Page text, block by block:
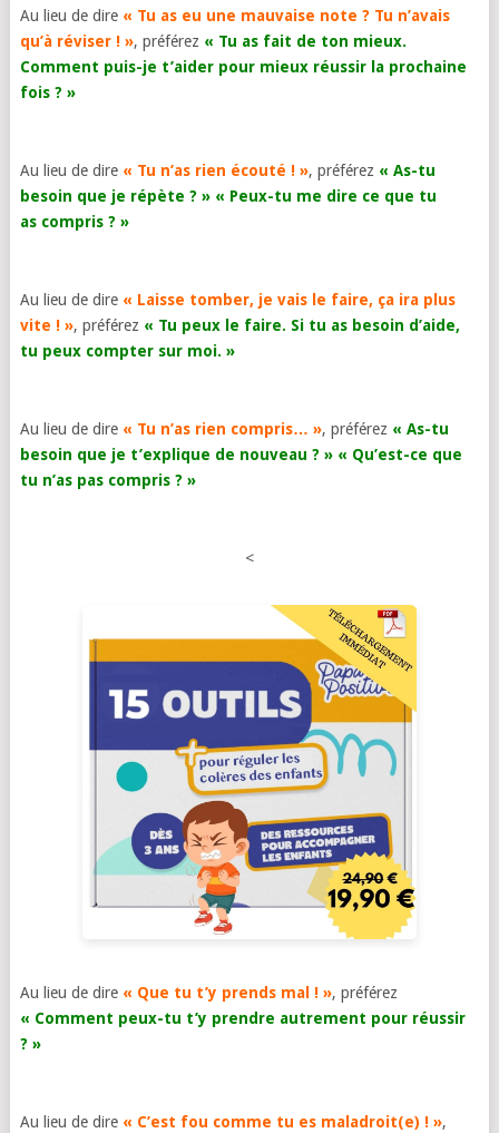
Au lieu de dire « Tu as eu une mauvaise note ? Tu n’avais
qu’à réviser ! », préférez « Tu as fait de ton mieux.
Comment puis-je t’aider pour mieux réussir la prochaine
fois ? »
Au lieu de dire « Tu n’as rien écouté ! », préférez « As-tu
besoin que je répète ? » « Peux-tu me dire ce que tu
as compris ? »
Au lieu de dire « Laisse tomber, je vais le faire, ça ira plus
vite ! », préférez « Tu peux le faire. Si tu as besoin d’aide,
tu peux compter sur moi. »
Au lieu de dire « Tu n’as rien compris… », préférez « As-tu
besoin que je t’explique de nouveau ? » « Qu’est-ce que
tu n’as pas compris ? »
<
Au lieu de dire « Que tu t’y prends mal ! », préférez
« Comment peux-tu t’y prendre autrement pour réussir
? »
Au lieu de dire « C’est fou comme tu es maladroit(e) ! »,